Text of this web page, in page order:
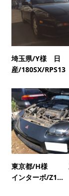
埼玉県/Y様 日
産/180SX/RPS13
東京都/H様
インターボ/Z1...